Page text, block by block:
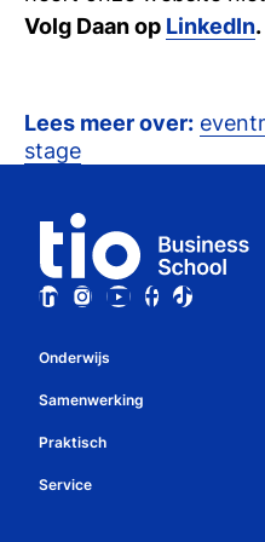
Volg Daan op LinkedIn.
Lees meer over:
stage
Onderwijs
Studiekeuze en opleidingen
Studiekeuzetest
Studiegids
Samenwerking
Over Tio
Bedrijven
Praktisch
Whatsapp
Service